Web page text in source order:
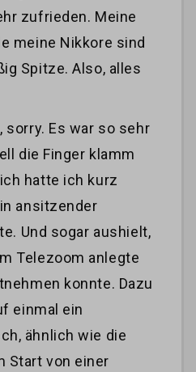
zufrieden. Meine
meine Nikkore sind
Spitze. Also, alles
Es war so sehr
die Finger klamm
hatte ich kurz
ansitzender
Und sogar aushielt,
Telezoom anlegte
konnte. Dazu
einmal ein
ähnlich wie die
Start von einer